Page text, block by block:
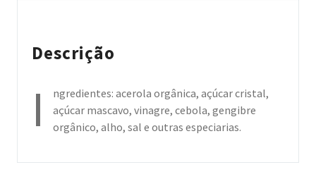
Descrição
I
ngredientes: acerola orgânica, açúcar cristal,
açúcar mascavo, vinagre, cebola, gengibre
orgânico, alho, sal e outras especiarias.